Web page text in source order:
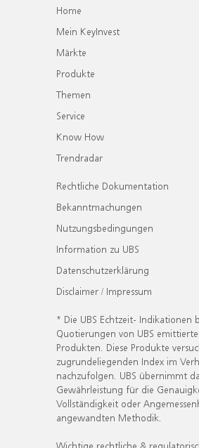
Home
Mein KeyInvest
Märkte
Produkte
Themen
Service
Know How
Trendradar
Rechtliche Dokumentation
Bekanntmachungen
Nutzungsbedingungen
Information zu UBS
Datenschutzerklärung
Disclaimer / Impressum
* Die UBS Echtzeit- Indikationen
Quotierungen von UBS
Produkten. Diese Produkte
zugrundeliegenden Index im
nachzufolgen. UBS übernimmt
Gewährleistung für die
Vollständigkeit oder
angewandten Methodik.